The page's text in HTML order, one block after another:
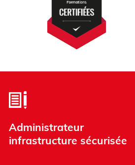
Administrateur
infrastructure sécurisée